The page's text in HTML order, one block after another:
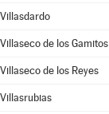
Villasdardo
Villaseco de los Gamitos
Villaseco de los Reyes
Villasrubias